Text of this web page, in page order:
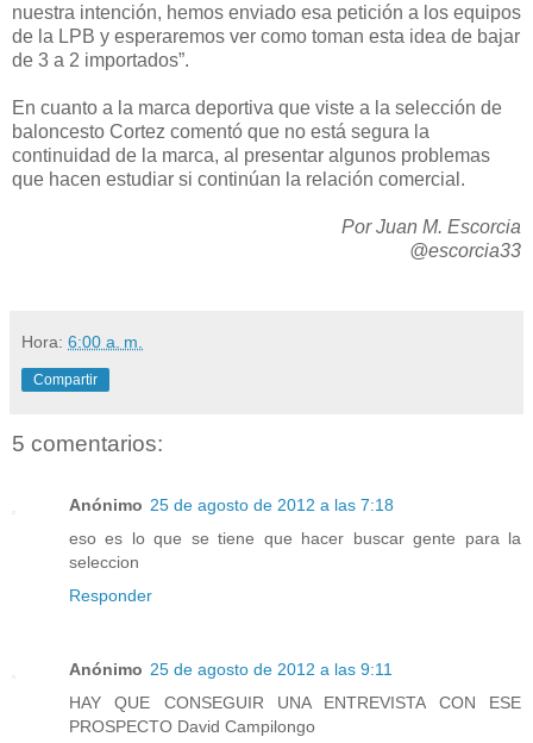
nuestra intención, hemos enviado esa petición a los equipos
de la LPB y esperaremos ver como toman esta idea de bajar
de 3 a 2 importados”.
En cuanto a la marca deportiva que viste a la selección de
baloncesto Cortez comentó que no está segura la
continuidad de la marca, al presentar algunos problemas
que hacen estudiar si continúan la relación comercial.
Por Juan M. Escorcia
@escorcia33
Hora: 6:00 a. m.
Compartir
5 comentarios:
Anónimo 25 de agosto de 2012 a las 7:18
eso es lo que se tiene que hacer buscar gente para la
seleccion
Responder
Anónimo 25 de agosto de 2012 a las 9:11
HAY QUE CONSEGUIR UNA ENTREVISTA CON ESE
PROSPECTO David Campilongo